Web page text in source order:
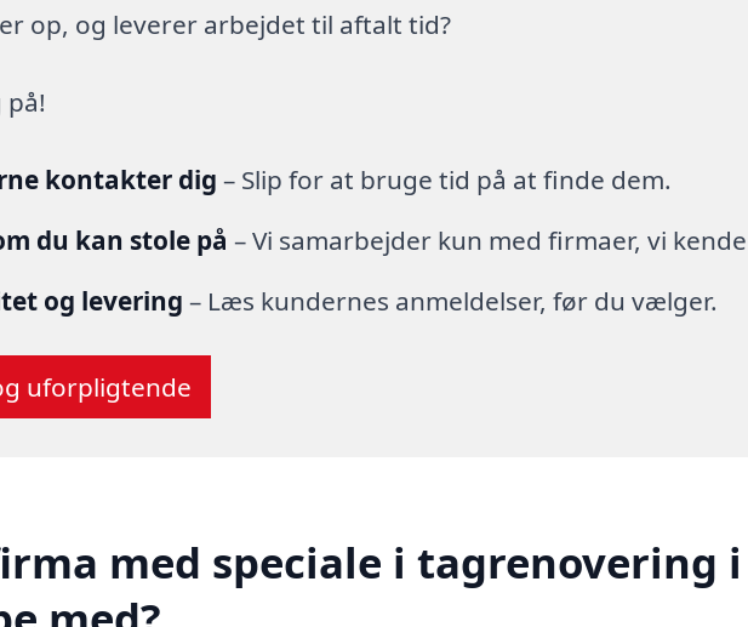
op, og leverer arbejdet til aftalt tid?
på!
kontakter dig – Slip for at bruge tid på at finde dem.
du kan stole på – Vi samarbejder kun med firmaer, vi
og levering – Læs kundernes anmeldelser, før du vælger.
uforpligtende
med speciale i tagrenovering i